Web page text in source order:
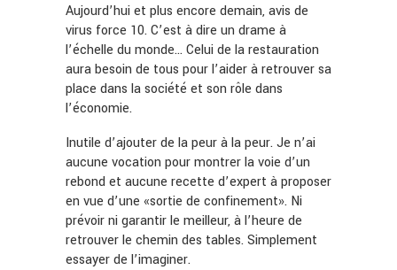
Aujourd’hui et plus encore demain, avis de
virus force 10. C’est à dire un drame à
l’échelle du monde… Celui de la restauration
aura besoin de tous pour l’aider à retrouver sa
place dans la société et son rôle dans
l’économie.
Inutile d’ajouter de la peur à la peur. Je n’ai
aucune vocation pour montrer la voie d’un
rebond et aucune recette d’expert à proposer
en vue d’une «sortie de confinement». Ni
prévoir ni garantir le meilleur, à l’heure de
retrouver le chemin des tables. Simplement
essayer de l’imaginer.